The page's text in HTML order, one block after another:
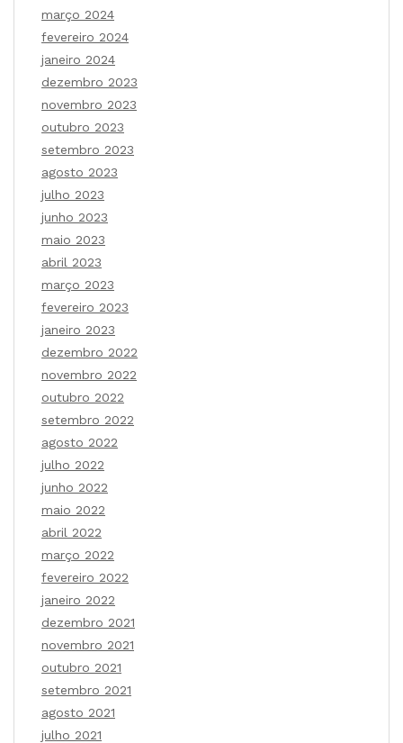
março 2024
fevereiro 2024
janeiro 2024
dezembro 2023
novembro 2023
outubro 2023
setembro 2023
agosto 2023
julho 2023
junho 2023
maio 2023
abril 2023
março 2023
fevereiro 2023
janeiro 2023
dezembro 2022
novembro 2022
outubro 2022
setembro 2022
agosto 2022
julho 2022
junho 2022
maio 2022
abril 2022
março 2022
fevereiro 2022
janeiro 2022
dezembro 2021
novembro 2021
outubro 2021
setembro 2021
agosto 2021
julho 2021